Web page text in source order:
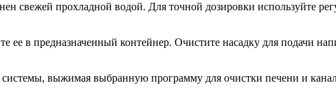
свежей прохладной водой. Для точной дозировки используйте
ее в предназначенный контейнер. Очистите насадку для подачи
выжимая выбранную программу для очистки печени и